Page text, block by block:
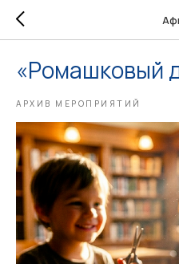
«Ромашковый
АРХИВ МЕРОПРИЯТИЙ